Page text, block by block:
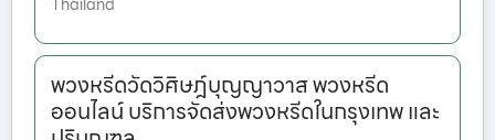
พวงหรีดวัดวิศิษฎ์บุญญาวาส พวงหรีด
ออนไลน์ บริการจัดส่งพวงหรีดในกรุงเทพ และ